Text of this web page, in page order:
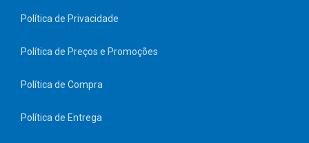
Política de Privacidade
Política de Preços e Promoções
Política de Compra
Política de Entrega